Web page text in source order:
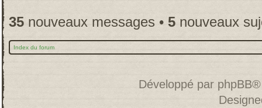
35 nouveaux messages • 5 nouveaux
Index du forum
Développé par phpBB®